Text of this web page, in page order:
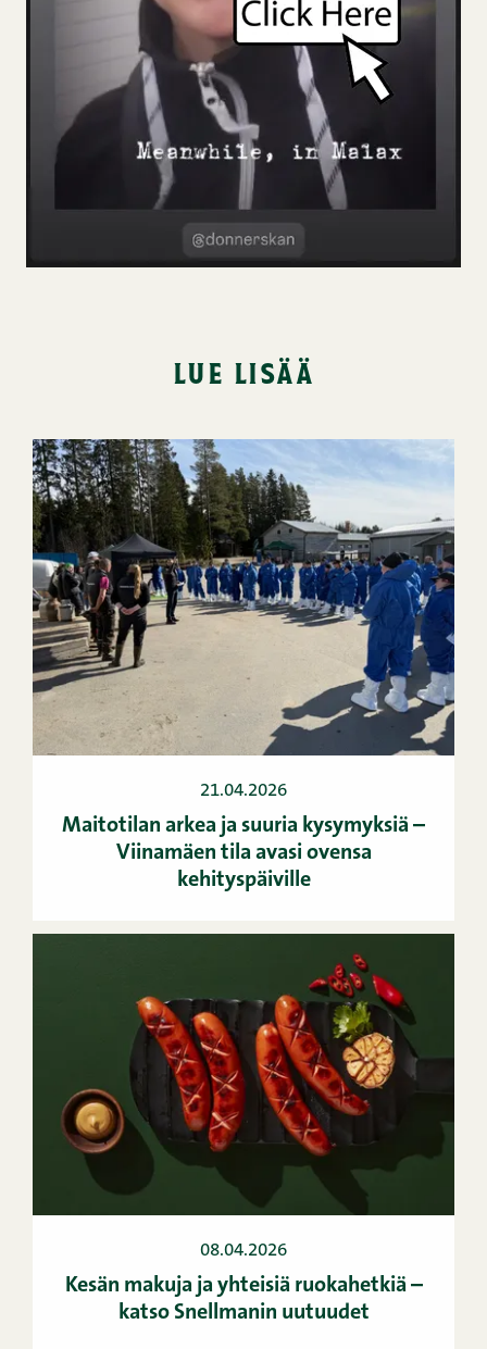
lue lisää
21.04.2026
Maitotilan arkea ja suuria kysymyksiä –
Viinamäen tila avasi ovensa
kehityspäiville
08.04.2026
Kesän makuja ja yhteisiä ruokahetkiä –
katso Snellmanin uutuudet